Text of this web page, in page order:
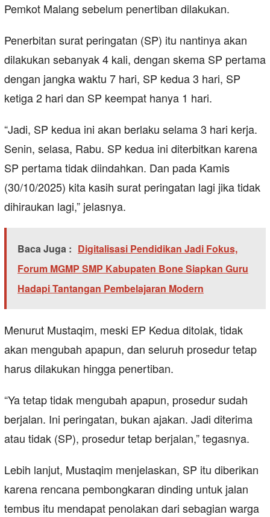
Pemkot Malang sebelum penertiban dilakukan.
Penerbitan surat peringatan (SP) itu nantinya akan
dilakukan sebanyak 4 kali, dengan skema SP pertama
dengan jangka waktu 7 hari, SP kedua 3 hari, SP
ketiga 2 hari dan SP keempat hanya 1 hari.
“Jadi, SP kedua ini akan berlaku selama 3 hari kerja.
Senin, selasa, Rabu. SP kedua ini diterbitkan karena
SP pertama tidak diindahkan. Dan pada Kamis
(30/10/2025) kita kasih surat peringatan lagi jika tidak
dihiraukan lagi,” jelasnya.
Baca Juga : Digitalisasi Pendidikan Jadi Fokus,
Forum MGMP SMP Kabupaten Bone Siapkan Guru
Hadapi Tantangan Pembelajaran Modern
Menurut Mustaqim, meski EP Kedua ditolak, tidak
akan mengubah apapun, dan seluruh prosedur tetap
harus dilakukan hingga penertiban.
“Ya tetap tidak mengubah apapun, prosedur sudah
berjalan. Ini peringatan, bukan ajakan. Jadi diterima
atau tidak (SP), prosedur tetap berjalan,” tegasnya.
Lebih lanjut, Mustaqim menjelaskan, SP itu diberikan
karena rencana pembongkaran dinding untuk jalan
tembus itu mendapat penolakan dari sebagian warga